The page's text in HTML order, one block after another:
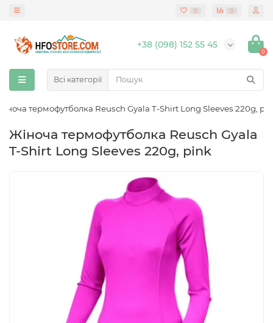
0 0
+38 (098) 152 55 45
0
Всі категорії
термофутболка Reusch Gyala T-Shirt Long Sleeves 220g,
Жіноча термофутболка Reusch Gyala
T-Shirt Long Sleeves 220g, pink